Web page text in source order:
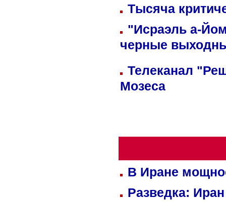
Тысяча
"Исраэль а-
черные
Телеканал
Мозеса
В Иране
Разведка: